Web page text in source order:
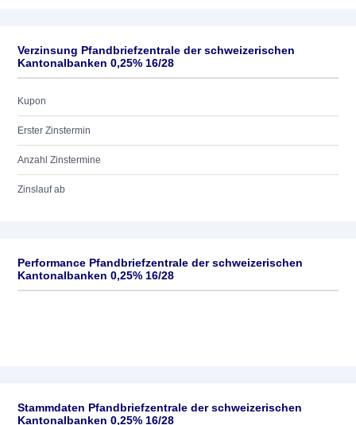
Verzinsung Pfandbriefzentrale der schweizerischen
Kantonalbanken 0,25% 16/28
Kupon
Erster Zinstermin
Anzahl Zinstermine
Zinslauf ab
Performance Pfandbriefzentrale der schweizerischen
Kantonalbanken 0,25% 16/28
Stammdaten Pfandbriefzentrale der schweizerischen
Kantonalbanken 0,25% 16/28